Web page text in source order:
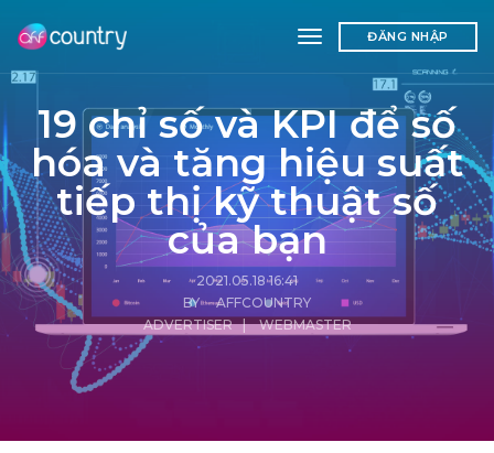
toggle navigation
ĐĂNG NHẬP
19 chỉ số và KPI để số
hóa và tăng hiệu suất
tiếp thị kỹ thuật số
của bạn
2021.05.18 16:41
BY AFFCOUNTRY
ADVERTISER|WEBMASTER